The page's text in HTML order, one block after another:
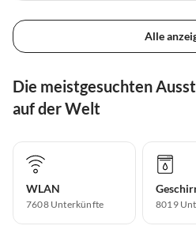
Alle
Die meistgesuchten
auf der Welt
WLAN
7608 Unterkünfte 8019